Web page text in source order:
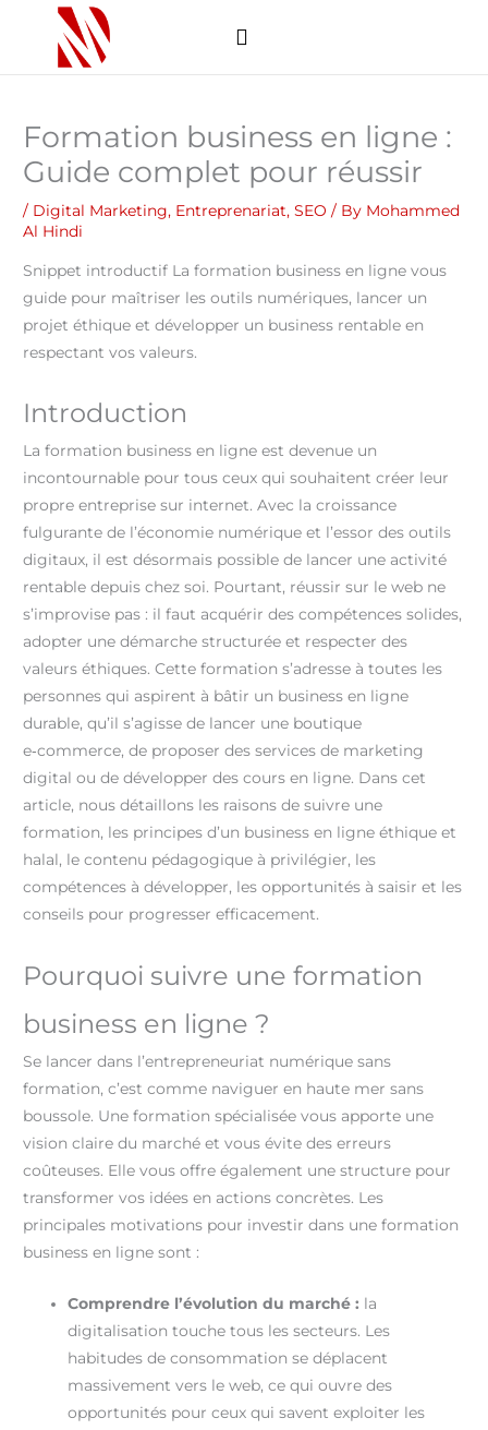
content
Formation business en ligne :
Guide complet pour réussir
/ Digital Marketing, Entreprenariat,SEO / By Mohammed
Al Hindi
Snippet introductif La formation business en ligne vous
guide pour maîtriser les outils numériques, lancer un
projet éthique et développer un business rentable en
respectant vos valeurs.
Introduction
La formation business en ligne est devenue un
incontournable pour tous ceux qui souhaitent créer leur
propre entreprise sur internet. Avec la croissance
fulgurante de l’économie numérique et l’essor des outils
digitaux, il est désormais possible de lancer une activité
rentable depuis chez soi. Pourtant, réussir sur le web ne
s’improvise pas : il faut acquérir des compétences solides,
adopter une démarche structurée et respecter des
valeurs éthiques. Cette formation s’adresse à toutes les
personnes qui aspirent à bâtir un business en ligne
durable, qu’il s’agisse de lancer une boutique
e‑commerce, de proposer des services de marketing
digital ou de développer des cours en ligne. Dans cet
article, nous détaillons les raisons de suivre une
formation, les principes d’un business en ligne éthique et
halal, le contenu pédagogique à privilégier, les
compétences à développer, les opportunités à saisir et les
conseils pour progresser efficacement.
Pourquoi suivre une formation
business en ligne ?
Se lancer dans l’entrepreneuriat numérique sans
formation, c’est comme naviguer en haute mer sans
boussole. Une formation spécialisée vous apporte une
vision claire du marché et vous évite des erreurs
coûteuses. Elle vous offre également une structure pour
transformer vos idées en actions concrètes. Les
principales motivations pour investir dans une formation
business en ligne sont :
Comprendre l’évolution du marché : la
digitalisation touche tous les secteurs. Les
habitudes de consommation se déplacent
massivement vers le web, ce qui ouvre des
opportunités pour ceux qui savent exploiter les